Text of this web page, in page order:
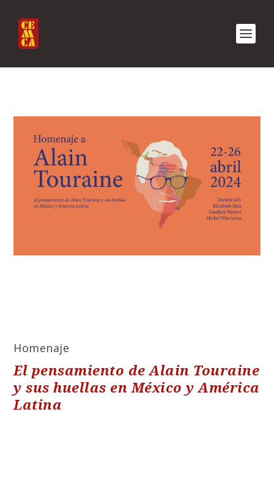
Homenaje
El pensamiento de Alain Touraine
y sus huellas en México y América
Latina